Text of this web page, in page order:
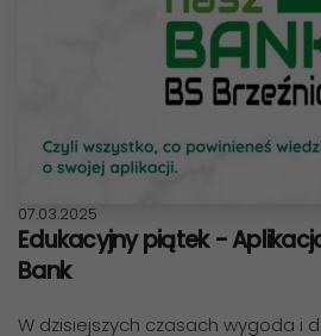
Data publikacji:
07.03.2025
Edukacyjny piątek -
Bank
W dzisiejszych czasach wygoda i